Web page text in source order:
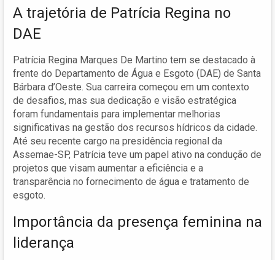
A trajetória de Patrícia Regina no
DAE
Patrícia Regina Marques De Martino tem se destacado à
frente do Departamento de Água e Esgoto (DAE) de Santa
Bárbara d’Oeste. Sua carreira começou em um contexto
de desafios, mas sua dedicação e visão estratégica
foram fundamentais para implementar melhorias
significativas na gestão dos recursos hídricos da cidade.
Até seu recente cargo na presidência regional da
Assemae-SP, Patrícia teve um papel ativo na condução de
projetos que visam aumentar a eficiência e a
transparência no fornecimento de água e tratamento de
esgoto.
Importância da presença feminina na
liderança